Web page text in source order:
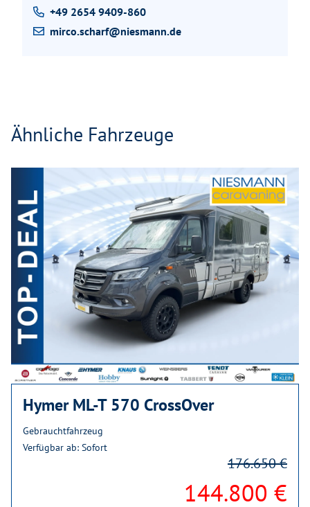
+49 2654 9409-860
mirco.scharf@niesmann.de
Ähnliche Fahrzeuge
Hymer ML-T 570 CrossOver
Gebrauchtfahrzeug
Verfügbar ab: Sofort
144.800 €
176.650 €